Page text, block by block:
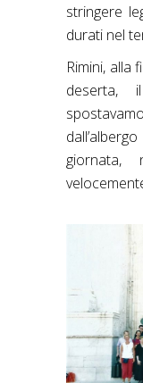
stringere
durati nel
Rimini, alla
deserta,
giornata,